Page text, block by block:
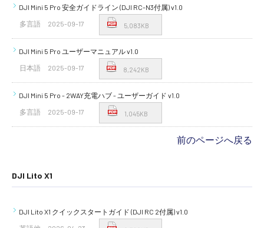
DJI Mini 5 Pro 安全ガイドライン (DJI RC-N3付属) v1.0
多言語
2025-09-17 5,083KB
DJI Mini 5 Pro ユーザーマニュアル v1.0
日本語
2025-09-17 8,242KB
DJI Mini 5 Pro - 2WAY充電ハブ - ユーザーガイド v1.0
多言語
2025-09-17 1,045KB
前のページへ戻る
DJI Lito X1
DJI Lito X1 クイックスタートガイド (DJI RC 2付属) v1.0